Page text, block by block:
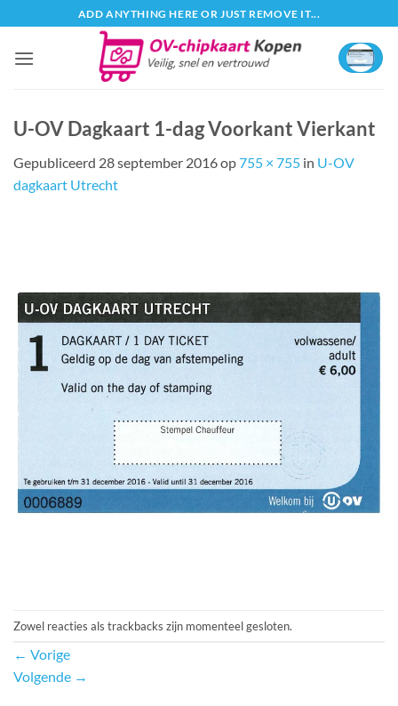
naar
inhoud
ADD ANYTHING HERE OR JUST REMOVE IT...
U-OV Dagkaart 1-dag Voorkant Vierkant
Gepubliceerd 28 september 2016op755 × 755 in U-OV
dagkaart Utrecht
Zowel reacties als trackbacks zijn momenteel gesloten.
← Vorige
Volgende →